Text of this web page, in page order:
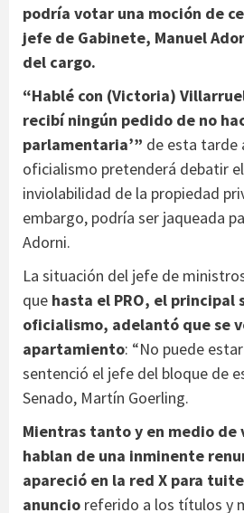
podría votar una moción de
jefe de Gabinete, Manuel
del cargo.
“Hablé con (Victoria)
recibí ningún pedido de no
parlamentaria’” de esta tarde
oficialismo pretenderá debatir
inviolabilidad de la propiedad
embargo, podría ser jaqueada
Adorni.
La situación del jefe de
que hasta el PRO, el principal
oficialismo, adelantó que se
apartamiento: “No puede
sentenció el jefe del bloque de
Senado, Martín Goerling.
Mientras tanto y en medio de
hablan de una inminente
apareció en la red X para
anuncio referido a los títulos y